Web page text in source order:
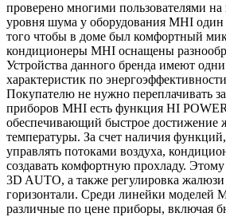
проверено многими пользователями на
уровня шума у оборудования MHI
того чтобы в доме был комфортный
кондиционеры MHI оснащены
Устройства данного бренда имеют
характеристик по
Покупателю не нужно переплачивать
приборов MHI есть функция HI
обеспечивающий быстрое достижение
температуры. За счет наличия
управлять потоками воздуха,
создавать комфортную прохладу.
3D AUTO, а также регулировка
горизонтали. Среди линейки моделей
различные по цене приборы, включая